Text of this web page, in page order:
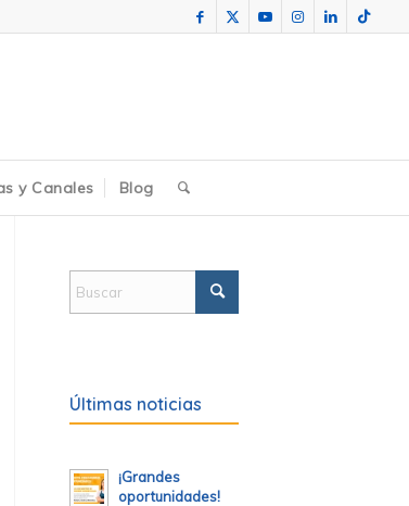
y Canales Blog
Últimas noticias
¡Grandes
oportunidades!